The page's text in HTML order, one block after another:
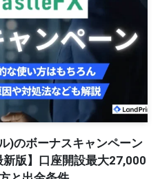
)のボーナスキャンペーン
版】口座開設最大27,000